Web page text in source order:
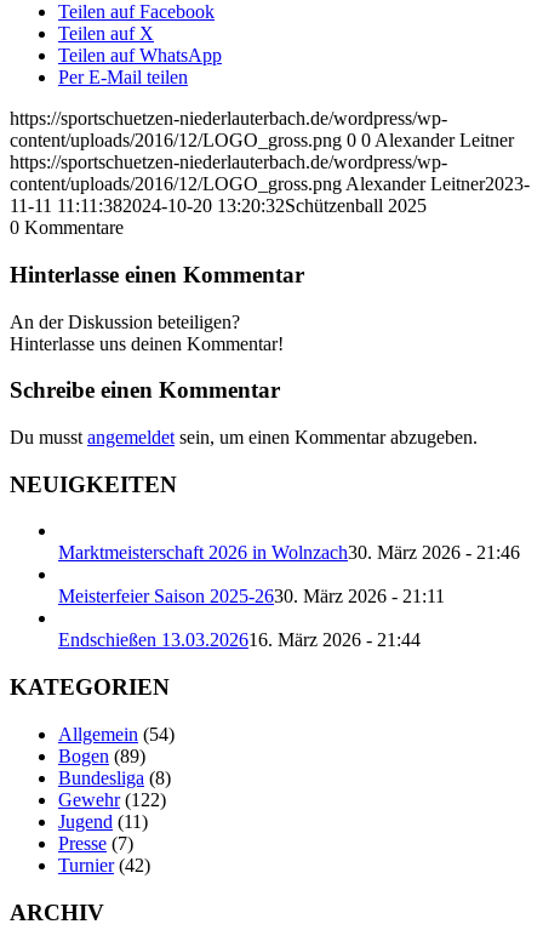
Teilen auf Facebook
Teilen auf X
Teilen auf WhatsApp
Per E-Mail teilen
https://sportschuetzen-niederlauterbach.de/wordpress/wp-
content/uploads/2016/12/LOGO_gross.png 0 0 Alexander Leitner
https://sportschuetzen-niederlauterbach.de/wordpress/wp-
content/uploads/2016/12/LOGO_gross.png Alexander Leitner2023-
11-11 11:11:382024-10-20 13:20:32Schützenball 2025
0 Kommentare
Hinterlasse einen Kommentar
An der Diskussion beteiligen?
Hinterlasse uns deinen Kommentar!
Schreibe einen Kommentar
Du musst angemeldet sein, um einen Kommentar abzugeben.
NEUIGKEITEN
Marktmeisterschaft 2026 in Wolnzach30. März 2026 - 21:46
Meisterfeier Saison 2025-2630. März 2026 - 21:11
Endschießen 13.03.202616. März 2026 - 21:44
KATEGORIEN
Allgemein (54)
Bogen (89)
Bundesliga (8)
Gewehr(122)
Jugend (11)
Presse (7)
Turnier(42)
ARCHIV